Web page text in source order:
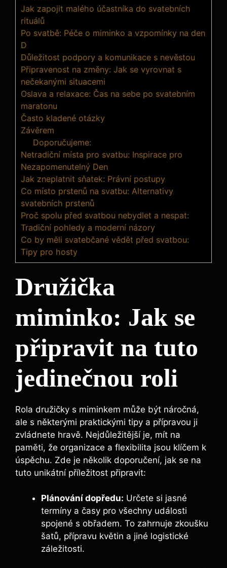
Jak zapojit malého účastníka do svatebních
‍rituálů
Po svatbě: Péče o miminko a vzpomínky⁢ na den
D
Důležitost podpory a komunikace s ‌nevěstou
Připravenost⁢ na změny: Jak se vyrovnat ⁤s
‍nečekanými ⁢situacemi
Oslava a relaxace: Čas na sebe po svatebním
maratonu
Často ⁢kladené‌ otázky
Závěrem
Doporučujeme:
Netradiční místa pro svatbu: Inspirace pro
Nezapomenutelný Den
Jak zneplatnit sňatek: Právní postupy
Co místo prstenů na svatbu: Alternativy
svatebních prstenů
Proč spolu před svatbou nebydlet a nespat:
Tradiční pohledy a moderní názory
Co by měli svatebčané vědět před svatbou:
Tipy pro hosty
Družička
miminko:​ Jak se
připravit‌ na tuto
jedinečnou roli
Rola družičky⁣ s miminkem může být ⁤náročná,
‌ale‍ s⁢ některými praktickými tipy a⁣ přípravou ji
‍zvládnete hravě.‌ Nejdůležitější je, mít na
paměti, že organizace a ⁢flexibilita jsou⁣ klíčem k
úspěchu. Zde je několik‍ doporučení, jak se na
tuto⁢ unikátní ⁢příležitost ‌připravit:
Plánování dopředu: ​Určete ‌si jasné
termíny a časy pro všechny události
spojené s obřadem. To zahrnuje zkoušku
šatů, přípravu květin a jiné logistické​
záležitosti.